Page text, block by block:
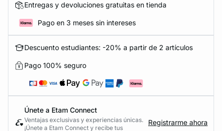
Entregas y devoluciones gratuitas en tienda
Pago en 3 meses sin intereses
Descuento estudiantes: -20% a partir de 2 artículos
Pago 100% seguro
Únete a Etam Connect
Ventajas exclusivas y experiencias únicas.
¡Únete a Etam Connect y recibe tus
Registrarme ahora